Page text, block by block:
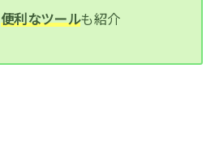
便利なツールも紹介